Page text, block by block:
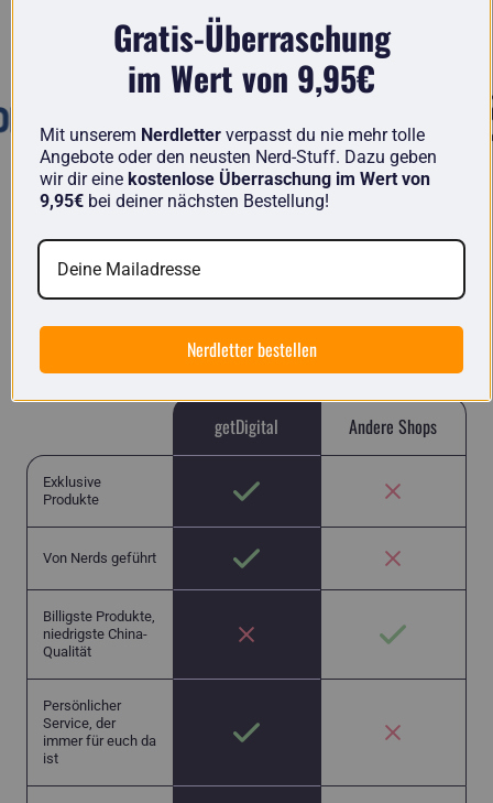
Bekannt aus
getDigital im Vergleich
Bei uns findest du einzigartige Artikel von Nerds
vielen anderen Shops.
getDigital Andere Shops
Exklusive
Produkte
Von Nerds geführt
Billigste Produkte,
niedrigste China-
Qualität
Persönlicher
Service, der
immer für euch da
ist
Gratis-Überraschung
im Wert von 9,95€
Mit unserem Nerdletter verpasst du nie mehr tolle
Angebote oder den neusten Nerd-Stuff. Dazu geben
wir dir eine kostenlose Überraschung im Wert von
9,95€ bei deiner nächsten Bestellung!
Nerdletter bestellen